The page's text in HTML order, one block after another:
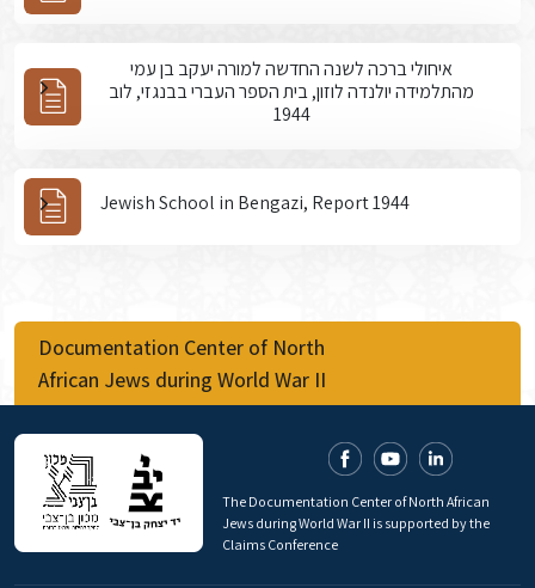
איחולי ברכה לשנה החדשה למורה יעקב בן עמי
מהתלמידה יולנדה לוזון, בית הספר העברי בבנגזי, לוב
1944
Jewish School in Bengazi, Report 1944
Documentation Center of North
African Jews during World War II
The Documentation Center of North African
Jews during World War II is supported by the
Claims Conference